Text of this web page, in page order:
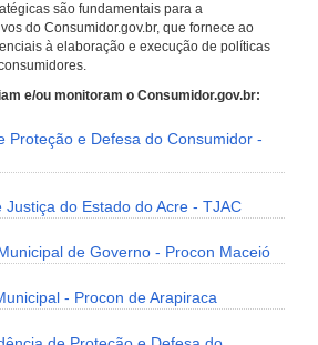
são fundamentais para a
do Consumidor.gov.br, que fornece ao
à elaboração e execução de políticas
e/ou monitoram o Consumidor.gov.br:
Proteção e Defesa do Consumidor -
Justiça do Estado do Acre - TJAC
de Governo - Procon Maceió
- Procon de Arapiraca